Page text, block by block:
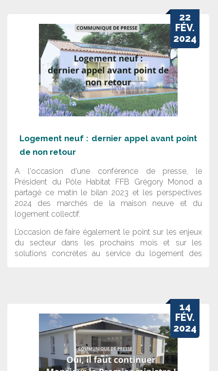
22
FÉV.
2024
Logement neuf : dernier appel avant point
de non retour
A l'occasion d'une conférence de presse, le
Président du Pôle Habitat FFB Grégory Monod a
partagé ce matin le bilan 2023 et les perspectives
2024 des marchés de la maison neuve et du
logement collectif.
L’occasion de faire également le point sur les enjeux
du secteur dans les prochains mois et sur les
solutions concrètes au service du logement des
14
FÉV.
2024